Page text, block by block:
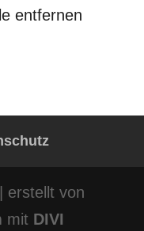
entfernen
erstellt von
mit DIVI